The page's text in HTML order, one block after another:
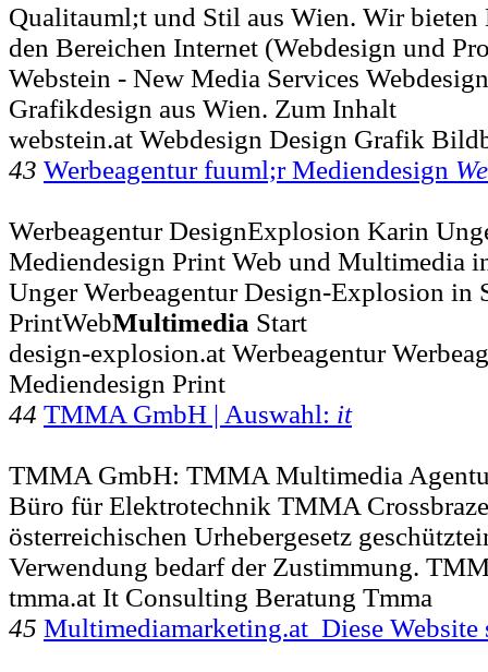
Qualitauml;t und Stil aus Wien. Wir
den Bereichen Internet (Webdesign und
Webstein - New Media Services Webdesign
Grafikdesign aus Wien. Zum Inhalt
webstein.at Webdesign Design Grafik
43 Werbeagentur fuuml;r Mediendesign
Werbeagentur DesignExplosion Karin
Mediendesign Print Web und Multimedia
Unger Werbeagentur Design-Explosion in
PrintWebMultimedia Start
design-explosion.at Werbeagentur
Mediendesign Print
44 TMMA GmbH | Auswahl: it
TMMA GmbH: TMMA Multimedia
Büro für Elektrotechnik TMMA
österreichischen Urhebergesetz
Verwendung bedarf der Zustimmung.
tmma.at It Consulting Beratung Tmma
45 Multimediamarketing.at Diese Website